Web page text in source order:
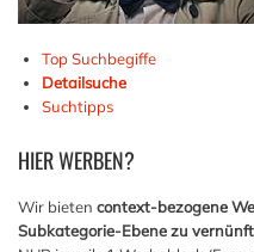
Top Suchbegiffe
Detailsuche
Suchtipps
HIERWERBEN?
Wir bieten context-bezogene
Subkategorie-Ebene zu